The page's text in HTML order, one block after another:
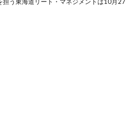
う東海道リート・マネジメントは10月27